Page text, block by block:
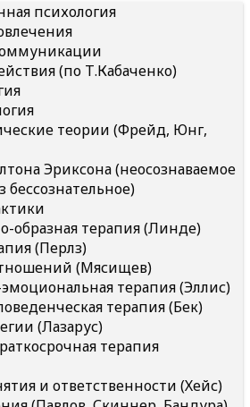
психология
(по Т.Кабаченко)
теории (Фрейд, Юнг,
Эриксона (неосознаваемое
бессознательное)
образная терапия (Линде)
(Перлз)
(Мясищев)
терапия (Эллис)
терапия (Бек)
(Лазарус)
терапия
и ответственности (Хейс)